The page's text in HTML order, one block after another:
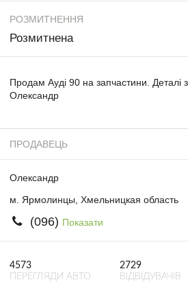
РОЗМИТНЕННЯ
Розмитнена
Продам Ауді 90 на запчастини. Деталі
Олександр
ПРОДАВЕЦЬ
Олександр
м. Ярмолинцы, Хмельницкая область
(096) Показати
4573
ПЕРЕГЛЯДИ АВТО
2729
ВІДВІДУВАЧІВ